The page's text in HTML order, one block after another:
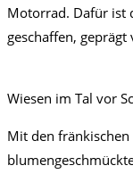
Motorrad. Dafür ist
geschaffen,
Wiesen im Tal vor
Mit den